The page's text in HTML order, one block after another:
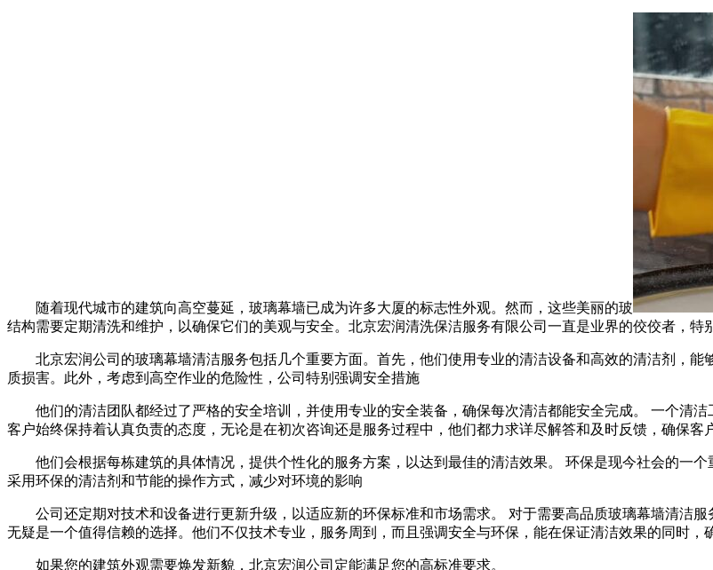
随着现代城市的建筑向高空蔓延，玻璃幕墙已成为许多大厦的标志性外观。然而，这些美丽的玻
结构需要定期清洗和维护，以确保它们的美观与安全。北京宏润清洗保洁服务有限公司一直是业界的佼佼者，特
北京宏润公司的玻璃幕墙清洁服务包括几个重要方面。首先，他们使用专业的清洁设备和高效的清洁剂，
质损害。此外，考虑到高空作业的危险性，公司特别强调安全措施
他们的清洁团队都经过了严格的安全培训，并使用专业的安全装备，确保每次清洁都能安全完成。 一个清
客户始终保持着认真负责的态度，无论是在初次咨询还是服务过程中，他们都力求详尽解答和及时反馈，确保客
他们会根据每栋建筑的具体情况，提供个性化的服务方案，以达到最佳的清洁效果。 环保是现今社会的一
采用环保的清洁剂和节能的操作方式，减少对环境的影响
公司还定期对技术和设备进行更新升级，以适应新的环保标准和市场需求。 对于需要高品质玻璃幕墙清洁
无疑是一个值得信赖的选择。他们不仅技术专业，服务周到，而且强调安全与环保，能在保证清洁效果的同时，
如果您的建筑外观需要焕发新貌，北京宏润公司定能满足您的高标准要求。